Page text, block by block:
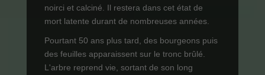
noirci et calciné. Il restera dans cet état de
mort latente durant de nombreuses années.
Pourtant 50 ans plus tard, des bourgeons puis
des feuilles apparaissent sur le tronc brûlé.
L'arbre reprend vie, sortant de son long